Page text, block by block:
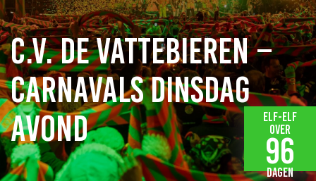
C.V. de Vattebieren –
Carnavals dinsdag
avond
Elf-elf
over
96
dagen